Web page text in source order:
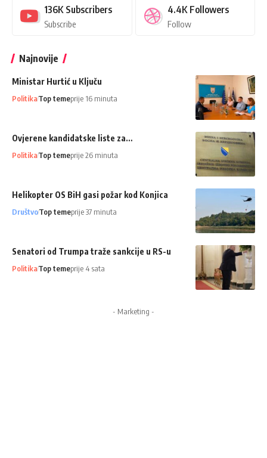
136K Subscribers
Subscribe
4.4K Followers
Follow
Najnovije
Ministar Hurtić u Ključu
PolitikaTop temeprije 16 minuta
Ovjerene kandidatske liste za…
PolitikaTop temeprije 26 minuta
Helikopter OS BiH gasi požar kod Konjica
DruštvoTop temeprije 37 minuta
Senatori od Trumpa traže sankcije u RS-u
PolitikaTop temeprije 4 sata
- Marketing -